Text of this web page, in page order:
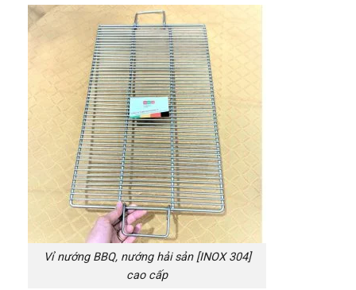
Vỉ nướng BBQ, nướng hải sản [INOX 304]
cao cấp